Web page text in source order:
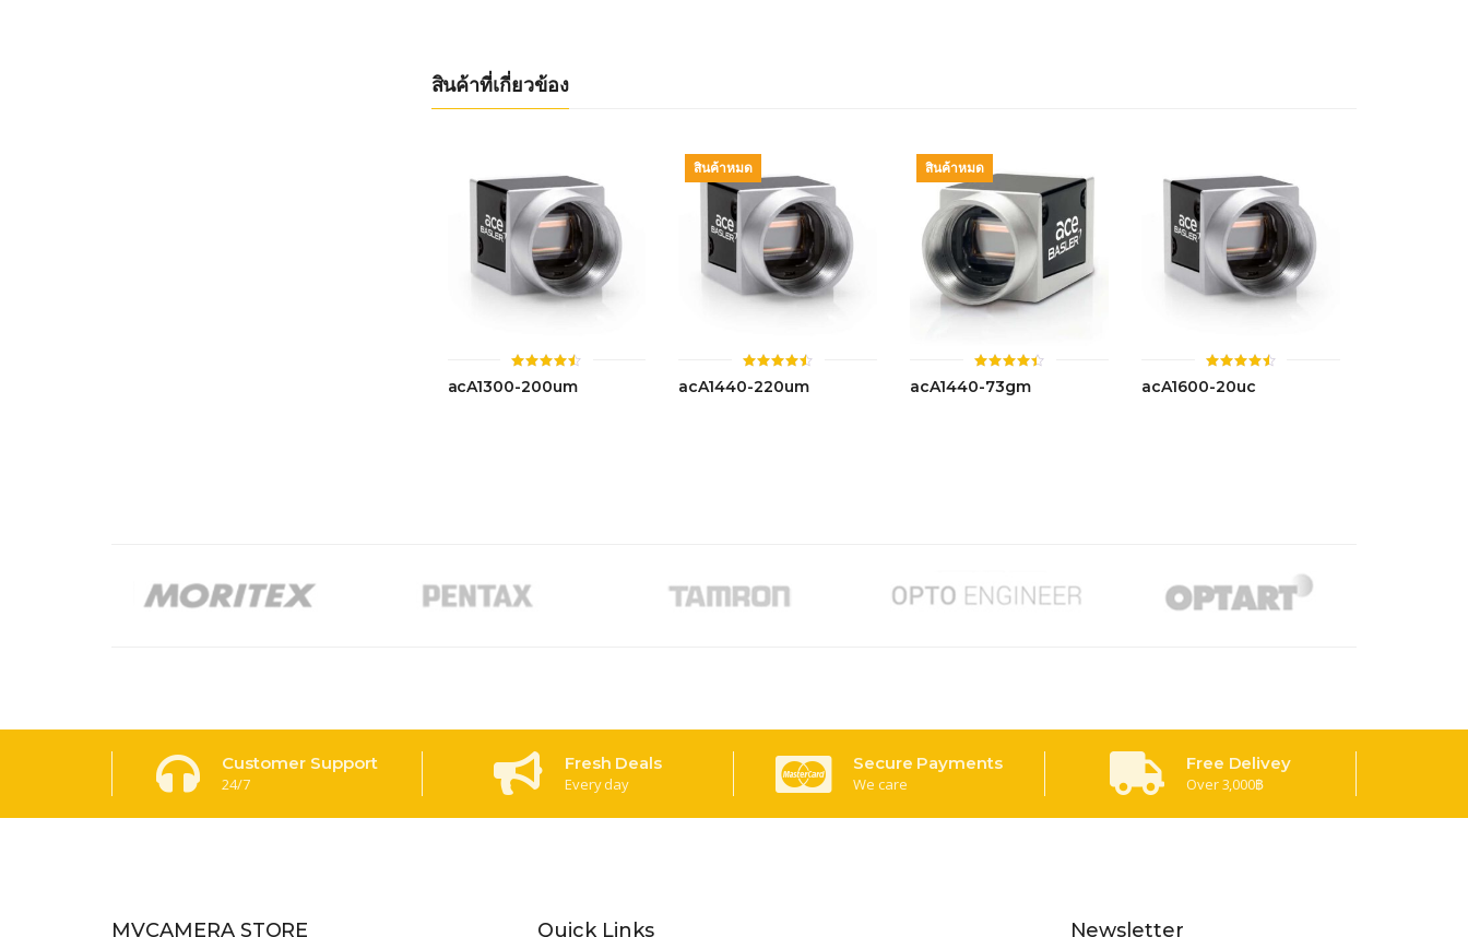
สินค้าที่เกี่ยวข้อง
ให้
คะแนน
acA1300-200um
สินค้าหมด
ให้
คะแนน
acA1440-220um
สินค้าหมด
ให้
คะแนน
acA1440-73gm
ให้
คะแนน
acA1600-20uc
Customer Support
24/7
Fresh Deals
Every day
Secure Payments
We care
Free Delivey
Over 3,000฿
MVCAMERA STORE Quick Links Newsletter